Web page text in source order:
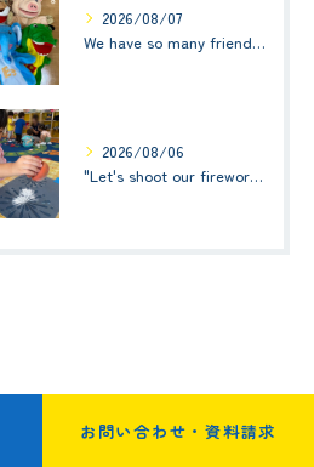
2026/08/07
We have so many friends in this classroom! (お友達いっぱい！)Small Kids☆1歳児クラス
2026/08/06
"Let's shoot our fireworks!" (みんなで花火を打ち上げよう！) ☆ Preschool (2歳児クラス)
お問い合わせ・資料請求